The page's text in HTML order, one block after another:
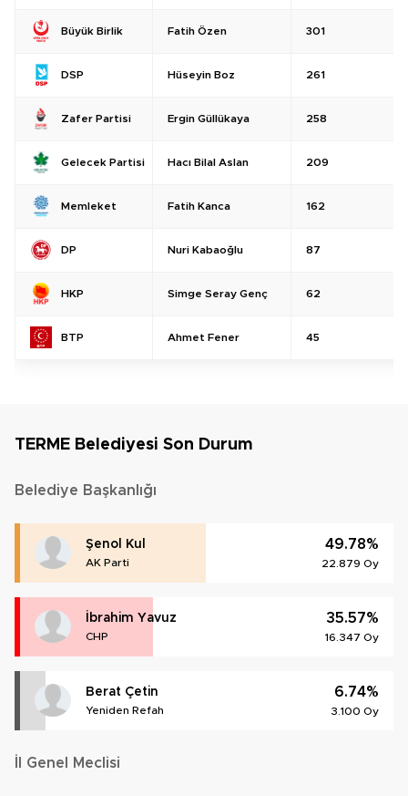
Büyük Birlik Fatih Özen 301
DSP Hüseyin Boz 261
Zafer Partisi Ergin Güllükaya 258
Gelecek Partisi Hacı Bilal Aslan 209
Memleket Fatih Kanca 162
DP Nuri Kabaoğlu 87
HKP Simge Seray Genç 62
BTP Ahmet Fener 45
TERME Belediyesi Son Durum
Belediye Başkanlığı
Şenol Kul
AK Parti
49.78%
22.879 Oy
İbrahim Yavuz
CHP
35.57%
16.347 Oy
Berat Çetin
Yeniden Refah
6.74%
3.100 Oy
İl Genel Meclisi